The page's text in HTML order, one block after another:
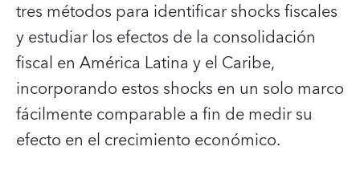
tres métodos para identificar shocks fiscales
y estudiar los efectos de la consolidación
fiscal en América Latina y el Caribe,
incorporando estos shocks en un solo marco
fácilmente comparable a fin de medir su
efecto en el crecimiento económico.